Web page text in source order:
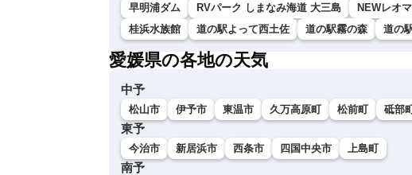
早明浦ダム RVパーク しまなみ海道 大三島 NEWレオ
桂浜水族館
道の駅よって西土佐 道の駅霧の森 道の
愛媛県の各地の天気
中予
松山市 伊予市 東温市 久万高原町 松前町 砥部
東予
今治市 新居浜市 西条市 四国中央市 上島町
南予